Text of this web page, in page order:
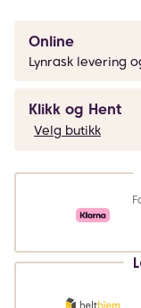
Online
Lynrask levering
Klikk og Hent
Velg butikk